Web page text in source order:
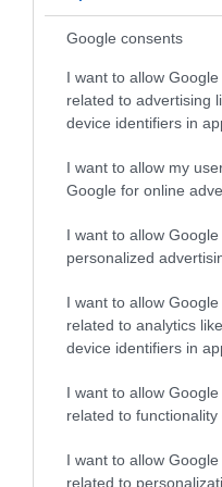
Google consents
I want to allow
related to advertising
device identifiers in
I want to allow my
Google for online
I want to allow
personalized
I want to allow
related to analytics
device identifiers in
I want to allow
related to
I want to allow
related to
“A
hagyni. Nem